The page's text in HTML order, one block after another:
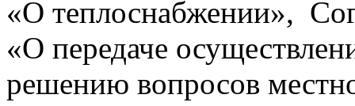
«О теплоснабжении»,
«О передаче
решению вопросов